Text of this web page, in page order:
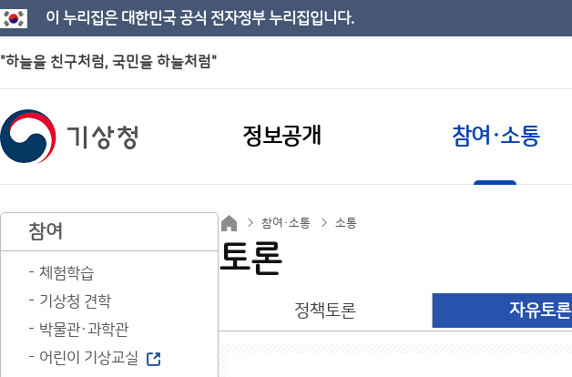
이 누리집은 대한민국 공식 전자정부 누리집입니다.
"하늘을 친구처럼, 국민을 하늘처럼"
정보공개 참여·소통
참여
체험학습
기상청 견학
박물관·과학관
어린이 기상교실
참여·소통 소통
토론
정책토론 자유토론